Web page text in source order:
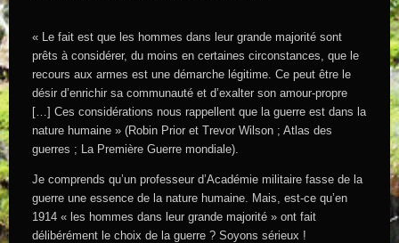
« Le fait est que les hommes dans leur grande majorité sont
prêts à considérer, du moins en certaines circonstances, que le
recours aux armes est une démarche légitime. Ce peut être le
désir d’enrichir sa communauté et d’exalter son amour-propre
[…] Ces considérations nous rappellent que la guerre est dans la
nature humaine » (Robin Prior et Trevor Wilson ; Atlas des
guerres ; La Première Guerre mondiale).
Je comprends qu’un professeur d’Académie militaire fasse de la
guerre une essence de la nature humaine. Mais, est-ce qu’en
1914 « les hommes dans leur grande majorité » ont fait
délibérément le choix de la guerre ? Soyons sérieux !